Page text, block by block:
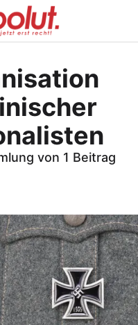
von 1 Beitrag